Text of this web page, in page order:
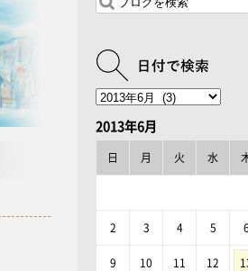
2013年6月
日 月 火 水
2 3 4 5 6
9 10 11 12